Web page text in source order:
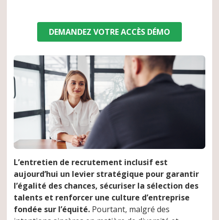
DEMANDEZ VOTRE ACCÈS DÉMO
L’entretien de recrutement inclusif est
aujourd’hui un levier stratégique pour garantir
l’égalité des chances, sécuriser la sélection des
talents et renforcer une culture d’entreprise
fondée sur l’équité. Pourtant, malgré des